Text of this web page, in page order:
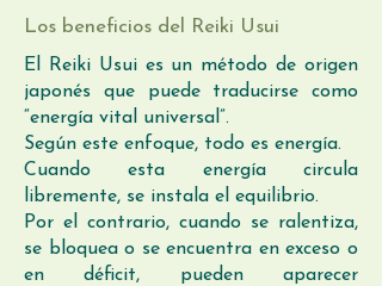
Los beneficios del Reiki Usui
El Reiki Usui es un método de origen
japonés que puede traducirse como
“energía vital universal”.
Según este enfoque, todo es energía.
Cuando esta energía circula
libremente, se instala el equilibrio.
Por el contrario, cuando se ralentiza,
se bloquea o se encuentra en exceso o
en déficit, pueden aparecer